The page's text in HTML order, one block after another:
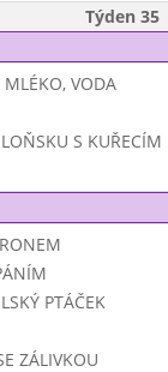
Týden 35
MLÉKO, VODA
S
PTÁČEK
ZÁLIVKOU